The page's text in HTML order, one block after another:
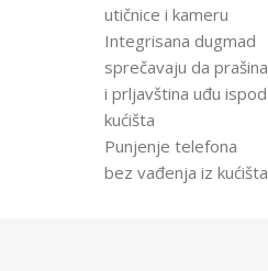
utičnice i kameru
Integrisana dugmad
sprečavaju da prašina
i prljavština uđu ispod
kućišta
Punjenje telefona
bez vađenja iz kućišta